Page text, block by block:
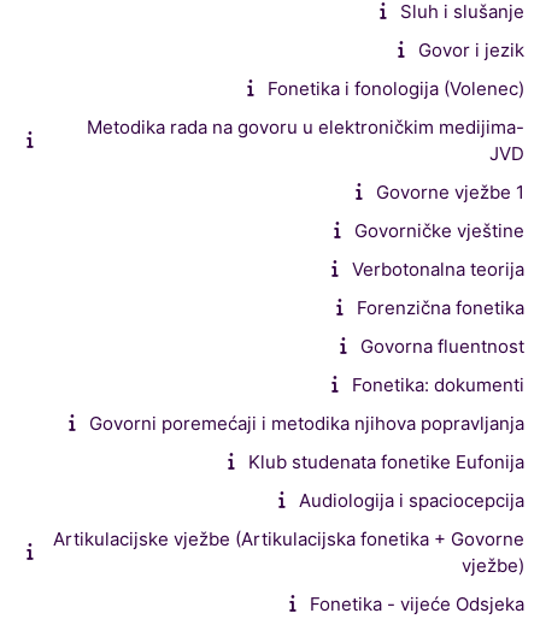
Sluh i slušanje
Govor i jezik
Fonetika i fonologija (Volenec)
Metodika rada na govoru u elektroničkim medijima-
JVD
Govorne vježbe 1
Govorničke vještine
Verbotonalna teorija
Forenzična fonetika
Govorna fluentnost
Fonetika: dokumenti
Govorni poremećaji i metodika njihova popravljanja
Klub studenata fonetike Eufonija
Audiologija i spaciocepcija
Artikulacijske vježbe (Artikulacijska fonetika + Govorne
vježbe)
Fonetika - vijeće Odsjeka